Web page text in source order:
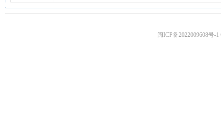
闽ICP备2022009608号-1